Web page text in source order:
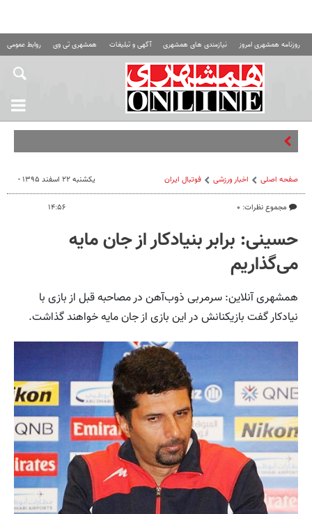
روزنامه همشهری امروز نیازمندی های همشهری آگهی و تبلیغات همشهری تی وی روابط عمومی
صفحه اصلی اخبار ورزشی فوتبال ايران
مجموع نظرات: ۰
یکشنبه ۲۲ اسفند ۱۳۹۵ -
۱۴:۵۶
حسینی: برابر بنیادکار از جان مایه
می‌گذاریم
همشهری آنلاین: سرمربی ذوب‌آهن در مصاحبه قبل از بازی با
نیادکار گفت بازیکنانش در این بازی از جان مایه خواهند گذاشت.